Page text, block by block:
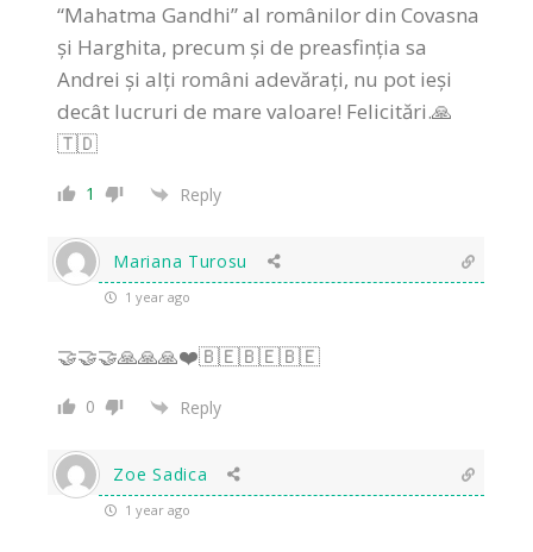
“Mahatma Gandhi” al românilor din Covasna
și Harghita, precum și de preasfinția sa
Andrei și alți români adevărați, nu pot ieși
decât lucruri de mare valoare! Felicitări.🙏
🇹🇩
1 Reply
Mariana Turosu
1 year ago
🤝🤝🤝🙏🙏🙏❤️🇧🇪🇧🇪🇧🇪
0 Reply
Zoe Sadica
1 year ago